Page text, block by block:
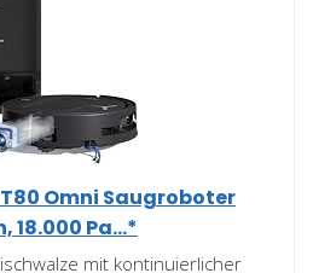
T80 Omni Saugroboter
Pa...*
mit kontinuierlicher